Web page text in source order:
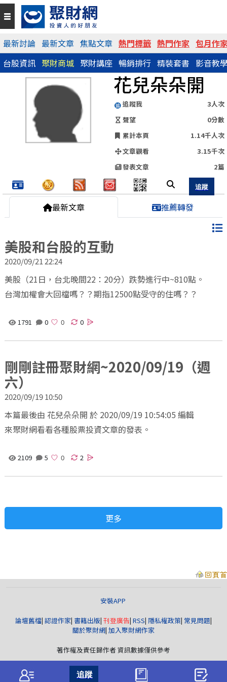
最新討論 最新文章 焦點文章 熱門標籤 熱門作家 包月作
台股資訊 聚財商城 聚財講座 暢銷排行 精裝套書 影音教
花兒朵朵開
追蹤我
3人次
聲望
0分數
累計本頁
1.14千人次
文章觀看
3.15千次
發表文章
2篇
QR Code
https://www.wearn.com/blog.asp?id=150812
分享網址
最新文章 推薦轉發
美股和台股的互動
2020/09/21 22:24
美股（21日，台北晚間22：20分）跌勢進行中~810點。
台灣加權會大回檔嗎？？期指12500點受守的住嗎？？
1791 0 0
剛剛註冊聚財網~2020/09/19（週
六）
2020/09/19 10:50
本篇最後由 花兒朵朵開 於 2020/09/19 10:54:05 編輯
來聚財網看看各種股票投資文章的發表。
2109 5 2
更多
安裝APP
論壇舊檔| 認證作家| 書籍出版| 刊登廣告| RSS| 隱私權政策| 常見問題|
關於聚財網| 加入聚財網作家
著作權及責任歸作者 資訊數據僅供參考
版權所有© wearn.com All Rights Reserved.